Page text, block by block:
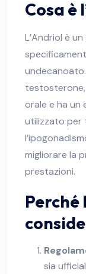
Cosa è
L’Andriol è
testosterone,
orale e ha un
utilizzato per
migliorare la
prestazioni.
Perché
sia